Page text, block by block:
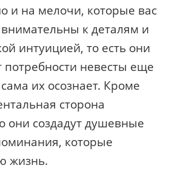
и на мелочи, которые вас
внимательны к деталям и
интуицией, то есть они
невесты еще
их осознает. Кроме
сторона
они создадут душевные
которые
жизнь.